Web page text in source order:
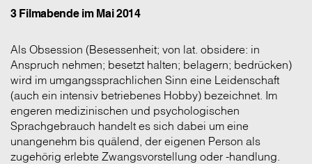
3 Filmabende im Mai 2014
Als Obsession (Besessenheit; von lat. obsidere: in
Anspruch nehmen; besetzt halten; belagern; bedrücken)
wird im umgangssprachlichen Sinn eine Leidenschaft
(auch ein intensiv betriebenes Hobby) bezeichnet. Im
engeren medizinischen und psychologischen
Sprachgebrauch handelt es sich dabei um eine
unangenehm bis quälend, der eigenen Person als
zugehörig erlebte Zwangsvorstellung oder -handlung.